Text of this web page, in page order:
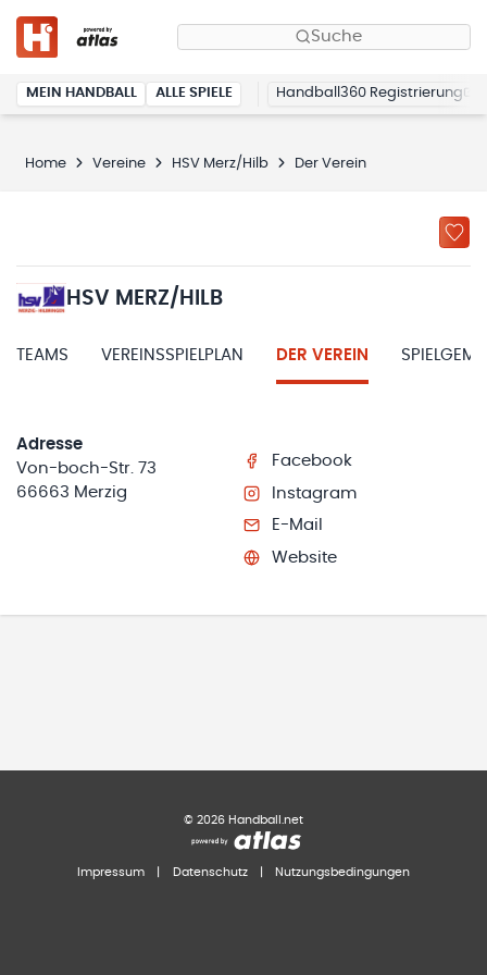
Suche
MEIN HANDBALL ALLE SPIELE Handball360 Registrierung
Home Vereine HSV Merz/Hilb Der Verein
HSV MERZ/HILB
TEAMS VEREINSSPIELPLAN DER VEREIN
Adresse
Von-boch-Str. 73
66663 Merzig
Facebook
Instagram
E-Mail
Website
© 2026 Handball.net
Impressum Datenschutz Nutzungsbedingungen